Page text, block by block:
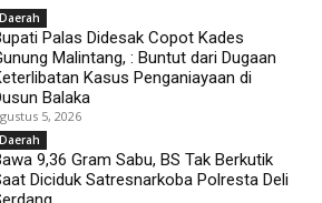
Daerah
Palas Didesak Copot Kades
Malintang, : Buntut dari Dugaan
Kasus Penganiayaan di
Balaka
5, 2026
Daerah
9,36 Gram Sabu, BS Tak Berkutik
Diciduk Satresnarkoba Polresta Deli